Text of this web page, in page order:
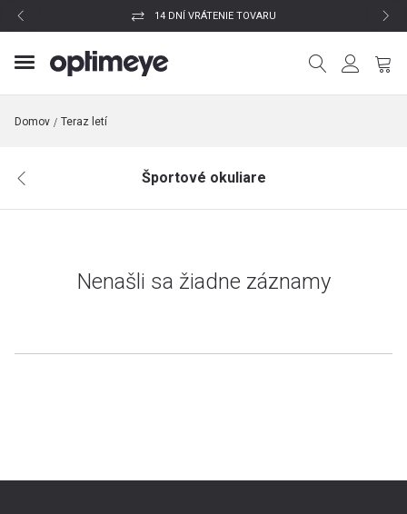
14 DNÍ VRÁTENIE TOVARU
Domov Teraz letí
Športové okuliare
Nenašli sa žiadne záznamy